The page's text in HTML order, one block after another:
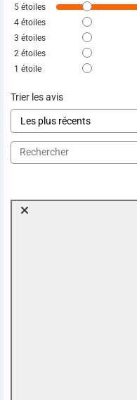
5 étoiles
4 étoiles
3 étoiles
2 étoiles
1 étoile
Trier les avis